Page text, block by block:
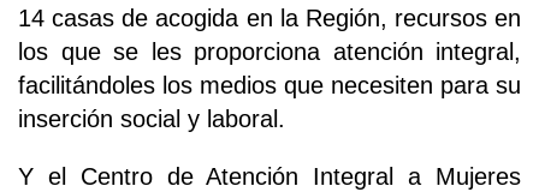
14 casas de acogida en la Región, recursos en
los que se les proporciona atención integral,
facilitándoles los medios que necesiten para su
inserción social y laboral.
Y el Centro de Atención Integral a Mujeres